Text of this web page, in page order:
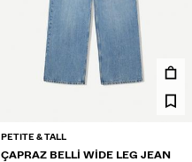
PETITE & TALL
ÇAPRAZ BELLI WIDE LEG JEAN